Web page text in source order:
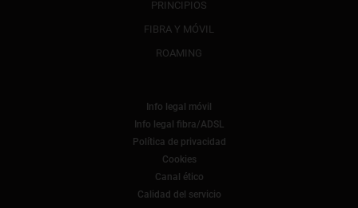
PRINCIPIOS
FIBRA Y MÓVIL
ROAMING
Info legal móvil
Info legal fibra/ADSL
Política de privacidad
Cookies
Canal ético
Calidad del servicio